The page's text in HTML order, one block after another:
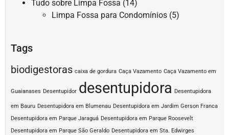
Tudo sobre Limpa Fossa (14)
Limpa Fossa para Condomínios (5)
Tags
biodigestoras caixa de gordura Caça Vazamento Caça Vazamento em
Guaianases Desentupidor desentupidora Desentupidora
em Bauru Desentupidora em Blumenau Desentupidora em Jardim Gerson Franca
Desentupidora em Parque Jaraguá Desentupidora em Parque Roosevelt
Desentupidora em Parque São Geraldo Desentupidora em Sta. Edwirges